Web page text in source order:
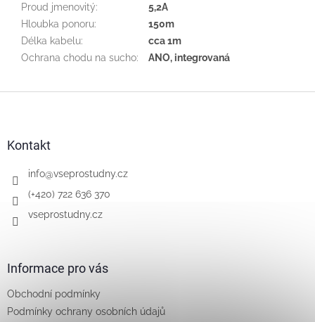
Proud jmenovitý:
5,2A
Hloubka ponoru:
150m
Délka kabelu:
cca 1m
Ochrana chodu na sucho: ANO, integrovaná
Kontakt
info@vseprostudny.cz
(+420) 722 636 370
vseprostudny.cz
Informace pro vás
Obchodní podmínky
Podmínky ochrany osobních údajů